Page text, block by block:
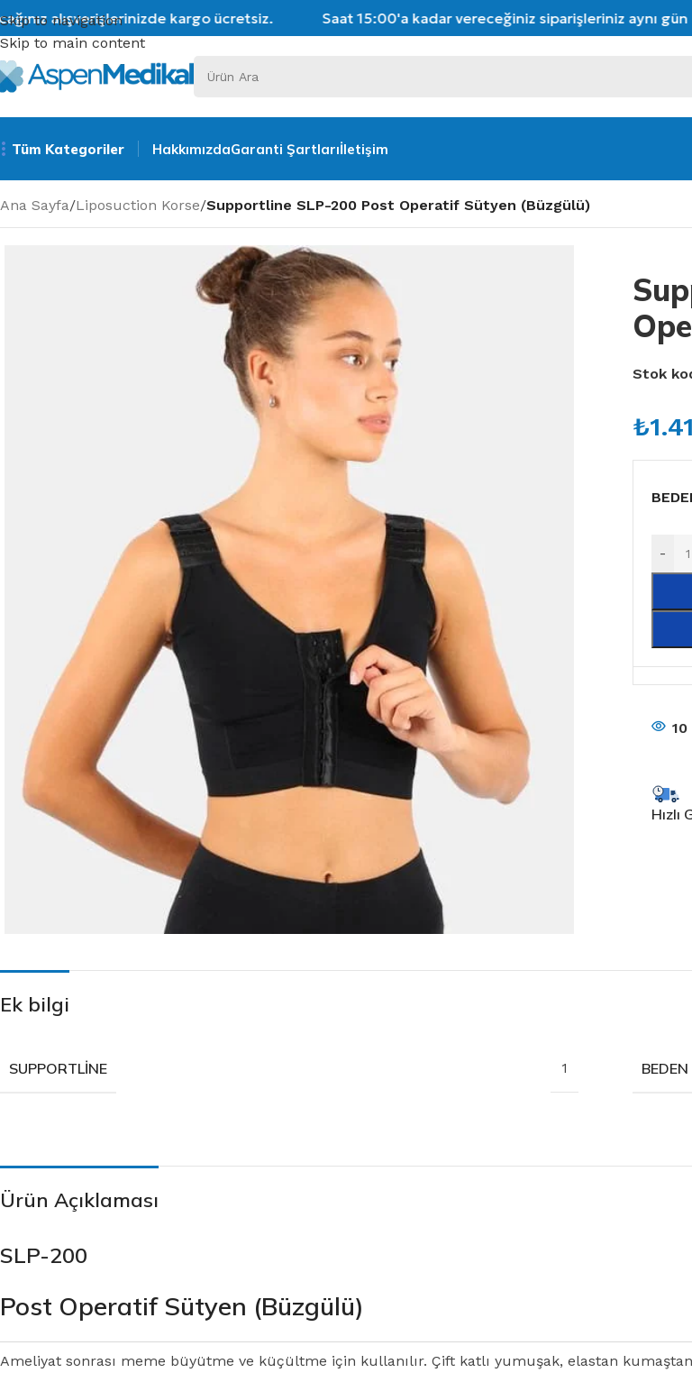
Skip to navigation
Skip to main content
alışverişlerinizde kargo ücretsiz. Saat 15:00'a kadar vereceğiniz siparişleriniz aynı gün
Tüm Kategoriler HakkımızdaGaranti Şartlarıİletişim
Ana Sayfa/Liposuction Korse/Supportline SLP-200 Post Operatif Sütyen (Büzgülü)
Stok
₺
-
10
Hızlı
Ek bilgi
SUPPORTLINE 1 BEDEN
Ürün Açıklaması
SLP-200
Post Operatif Sütyen (Büzgülü)
Ameliyat sonrası meme büyütme ve küçültme için kullanılır. Çift katlı yumuşak, elastan